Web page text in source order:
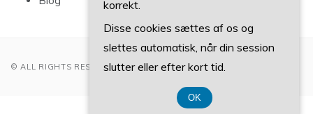
© ALL RIGHTS RESERVED 2022
korrekt.
Disse cookies sættes af os og
slettes automatisk, når din session
slutter eller efter kort tid.
OK